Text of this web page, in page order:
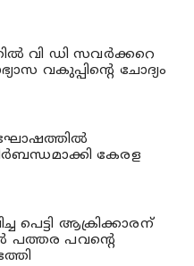
വി ഡി സവര്‍ക്കറെ
വകുപ്പിന്റെ ചോദ്യം
കേരള
പെട്ടി ആക്രിക്കാരന്
പത്തര പവന്റെ